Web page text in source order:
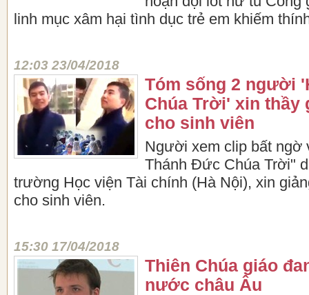
linh mục xâm hại tình dục trẻ em khiếm
12:03 23/04/2018
Tóm sống 2 người
Chúa Trời' xin thầy
cho sinh viên
Người xem clip bất ngờ
Thánh Đức Chúa Trời"
trường Học viện Tài chính (Hà Nội), xin
cho sinh viên.
15:30 17/04/2018
Thiên Chúa giáo
nước châu Âu